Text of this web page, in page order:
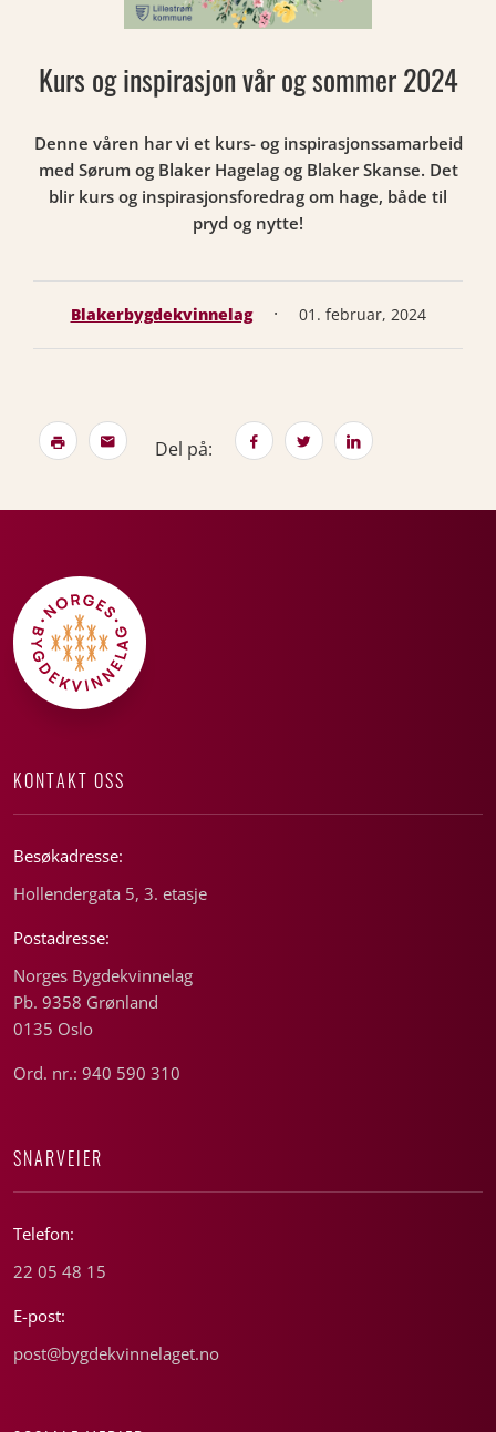
Kurs og inspirasjon vår og sommer 2024
Denne våren har vi et kurs- og inspirasjonssamarbeid
med Sørum og Blaker Hagelag og Blaker Skanse. Det
blir kurs og inspirasjonsforedrag om hage, både til
pryd og nytte!
Blakerbygdekvinnelag · 01. februar, 2024
Del på:
KONTAKT OSS
Besøkadresse:
Hollendergata 5, 3. etasje
Postadresse:
Norges Bygdekvinnelag
Pb. 9358 Grønland
0135 Oslo
Ord. nr.: 940 590 310
SNARVEIER
Telefon:
22 05 48 15
E-post:
post@bygdekvinnelaget.no